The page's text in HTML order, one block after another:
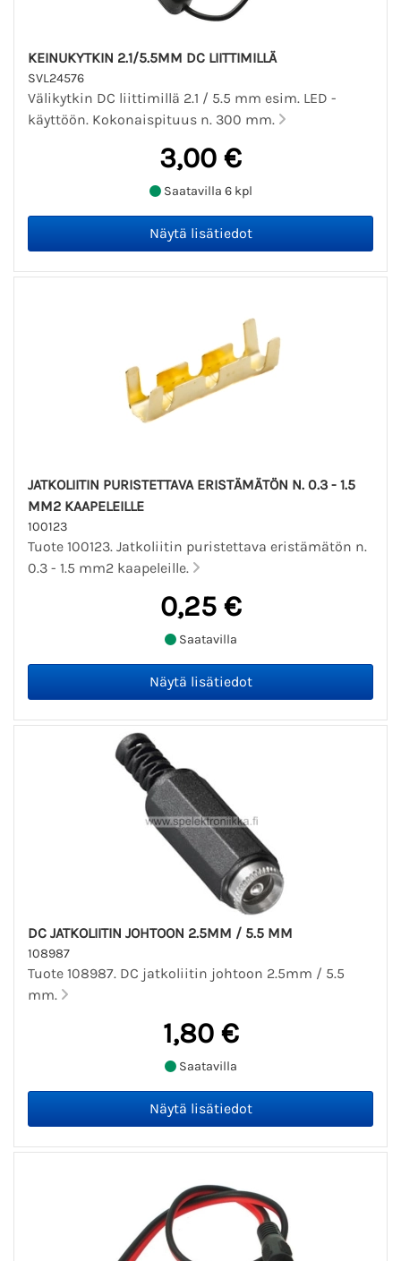
KEINUKYTKIN 2.1/5.5MM DC LIITTIMILLÄ
SVL24576
Välikytkin DC liittimillä 2.1 / 5.5 mm esim. LED -
käyttöön. Kokonaispituus n. 300 mm.
3,00 €
Saatavilla 6 kpl
JATKOLIITIN PURISTETTAVA ERISTÄMÄTÖN N. 0.3 - 1.5
MM2 KAAPELEILLE
100123
Tuote 100123. Jatkoliitin puristettava eristämätön n.
0.3 - 1.5 mm2 kaapeleille.
0,25 €
Saatavilla
DC JATKOLIITIN JOHTOON 2.5MM / 5.5 MM
108987
Tuote 108987. DC jatkoliitin johtoon 2.5mm / 5.5
mm.
1,80 €
Saatavilla